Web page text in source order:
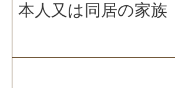
本人又は同居の家族